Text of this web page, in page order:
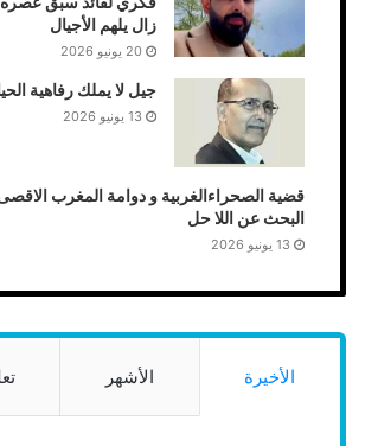
زال يلهم الأجيال
20 يونيو 2026
جيل لا يملك رفاهية
13 يونيو 2026
قضية الصحراءالغربية و دوامة المغرب
البحث عن اللا حل
13 يونيو 2026
الأخيرة الأشهر